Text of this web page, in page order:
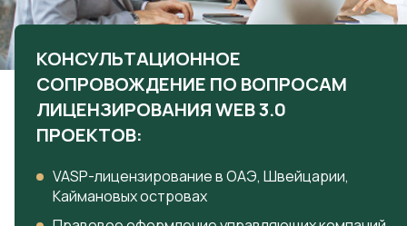
КОНСУЛЬТАЦИОННОЕ
СОПРОВОЖДЕНИЕ ПО ВОПРОСАМ
ЛИЦЕНЗИРОВАНИЯ WEB 3.0
ПРОЕКТОВ:
VASP-лицензирование в ОАЭ, Швейцарии,
Каймановых островах